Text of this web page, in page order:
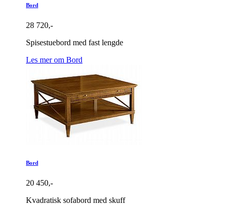
Bord
28 720,-
Spisestuebord med fast lengde
Les mer om Bord
Bord
20 450,-
Kvadratisk sofabord med skuff